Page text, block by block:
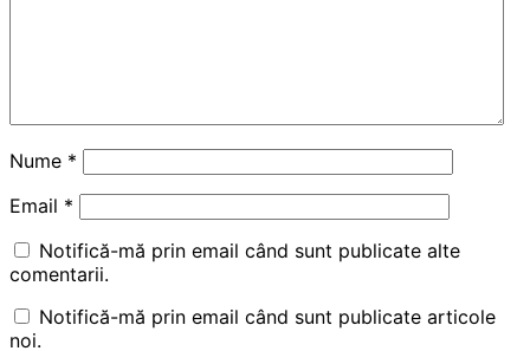
Nume *
Email *
Notifică-mă prin email când sunt publicate alte
comentarii.
Notifică-mă prin email când sunt publicate articole
noi.